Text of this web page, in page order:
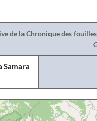
de la Chronique des
Samara